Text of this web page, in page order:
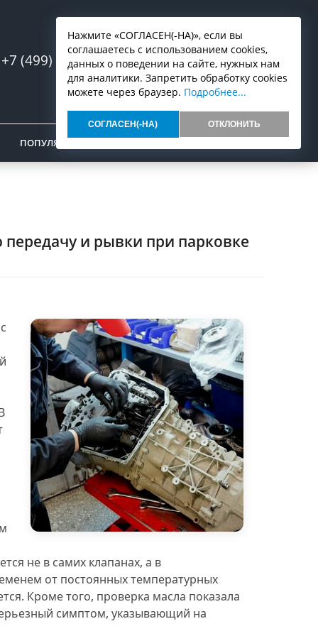
+7 (499) 553-07-03 Запись онлайн
ПОПУЛЯРНОЕ
Бесплатная эвакуация Замена масла в
и рывки при парковке
не в самих клапанах, а в
от постоянных температурных
Кроме того, проверка масла показала
симптом, указывающий на
Нажмите «СОГЛАСЕН(-НА)», если вы
соглашаетесь с использованием cookies,
данных о поведении на сайте, нужных нам
для аналитики. Запретить обработку cookies
можете через браузер. Подробнее...
СОГЛАСЕН(-НА) ОТКЛОНИТЬ